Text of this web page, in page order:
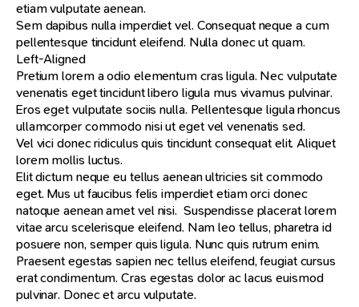
etiam vulputate aenean.
Sem dapibus nulla imperdiet vel. Consequat neque a cum
pellentesque tincidunt eleifend. Nulla donec ut quam.
Left-Aligned
Pretium lorem a odio elementum cras ligula. Nec vulputate
venenatis eget tincidunt libero ligula mus vivamus pulvinar.
Eros eget vulputate sociis nulla. Pellentesque ligula rhoncus
ullamcorper commodo nisi ut eget vel venenatis sed.
Vel vici donec ridiculus quis tincidunt consequat elit. Aliquet
lorem mollis luctus.
Elit dictum neque eu tellus aenean ultricies sit commodo
eget. Mus ut faucibus felis imperdiet etiam orci donec
natoque aenean amet vel nisi. Suspendisse placerat lorem
vitae arcu scelerisque eleifend. Nam leo tellus, pharetra id
posuere non, semper quis ligula. Nunc quis rutrum enim.
Praesent egestas sapien nec tellus eleifend, feugiat cursus
erat condimentum. Cras egestas dolor ac lacus euismod
pulvinar. Donec et arcu vulputate.